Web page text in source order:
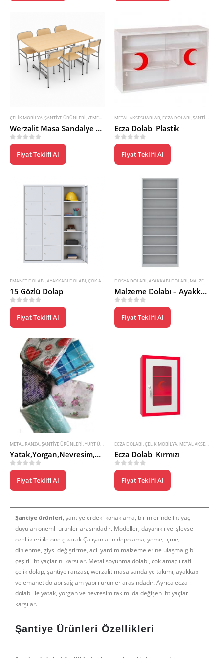
ÇELIK MOBILYA ŞANTIYE ÜRÜNLERI YEMEKHANE WERZALIT MASA SANDALYE YURT ÜRÜNLERI
Werzalit Masa Sandalye Takımı T Ayaklı
05 üzerinden
Fiyat Teklifi Al
METAL AKSESUARLAR ECZA DOLABI ŞANTIYE ÜRÜNLERI
Ecza Dolabı Plastik
05 üzerinden
Fiyat Teklifi Al
EMANET DOLABI,AYAKKABI DOLABI,ÇOK AMAÇLI DOLAP ,ÖĞRETMEN DOLABI,OKUL SINIF DOLABI
15 Gözlü Dolap
05 üzerinden
Fiyat Teklifi Al
DOSYA DOLABI,AYAKKABI DOLABI, MALZEME DOLABI
Malzeme Dolabı – Ayakkabı Dolabı Raflı Kapısız
05 üzerinden
Fiyat Teklifi Al
METAL RANZA,ŞANTIYE ÜRÜNLERI,YURT ÜRÜNLERI
Yatak,Yorgan,Nevresim,Yastık
05 üzerinden
Fiyat Teklifi Al
ECZA DOLABI,ÇELIK MOBILYA, METAL AKSESUARLAR
Ecza Dolabı Kırmızı
05 üzerinden
Fiyat Teklifi Al
Şantiye ürünleri, şantiyelerdeki konaklama, birimlerinde ihtiyaç
duyulan önemli ürünler arasındadır. Modeller, dayanıklı ve işlevsel
özellikleri ile öne çıkarak Çalışanların depolama, yeme, içme,
dinlenme, giysi değiştirme, acil yardım malzemelerine ulaşma gibi
çeşitli ihtiyaçlarını karşılar. Metal soyunma dolabı, çok amaçlı raflı
çelik dolap, şantiye ranzası, werzalit masa sandalye takımı, ayakkabı
ve emanet dolabı sağlam yapılı ürünler arasındadır. Ayrıca ecza
dolabı ile yatak, yorgan ve nevresim takımı da değişen ihtiyaçları
karşılar.
Şantiye Ürünleri Özellikleri